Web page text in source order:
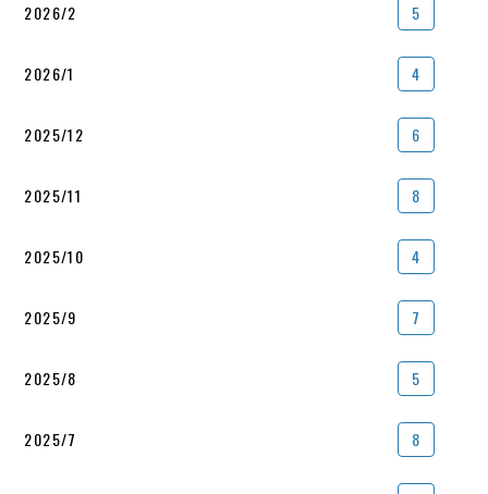
2026/2 5
2026/1 4
2025/12 6
2025/11 8
2025/10 4
2025/9 7
2025/8 5
2025/7 8